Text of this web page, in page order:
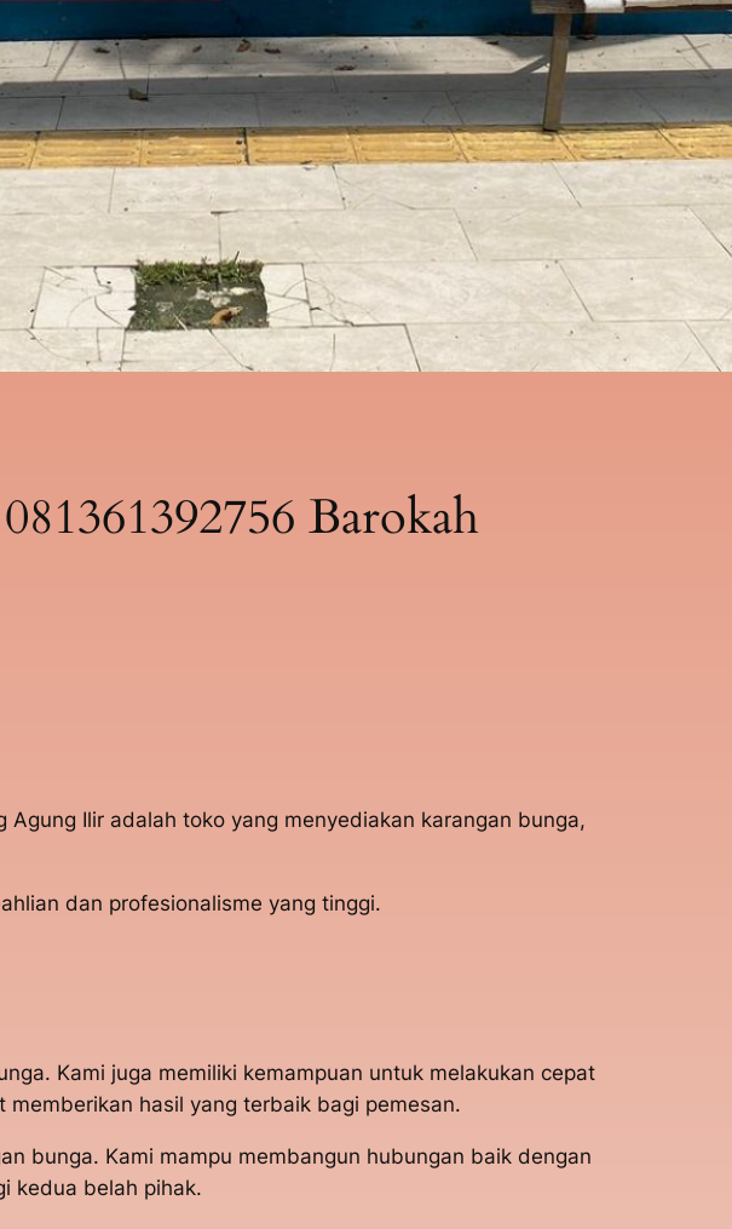
Barokah
Ilir adalah toko yang menyediakan karangan bunga,
dan profesionalisme yang tinggi.
Kami juga memiliki kemampuan untuk melakukan cepat
hasil yang terbaik bagi pemesan.
bunga. Kami mampu membangun hubungan baik dengan
kedua belah pihak.